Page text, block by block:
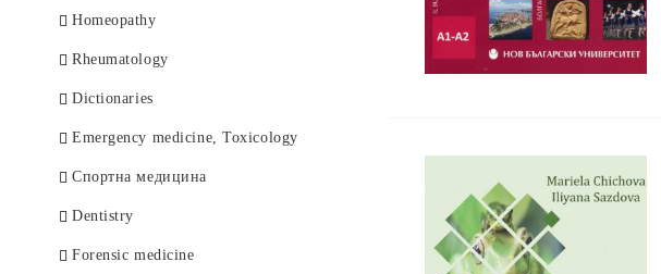
Homeopathy
Rheumatology
Dictionaries
Еmergency medicine, Toxicology
Спортна медицина
Dentistry
Forensic medicine